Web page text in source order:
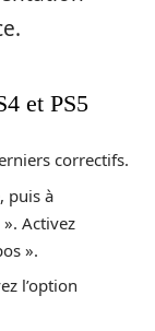
et PS5
correctifs.
puis à
Activez
».
l’option